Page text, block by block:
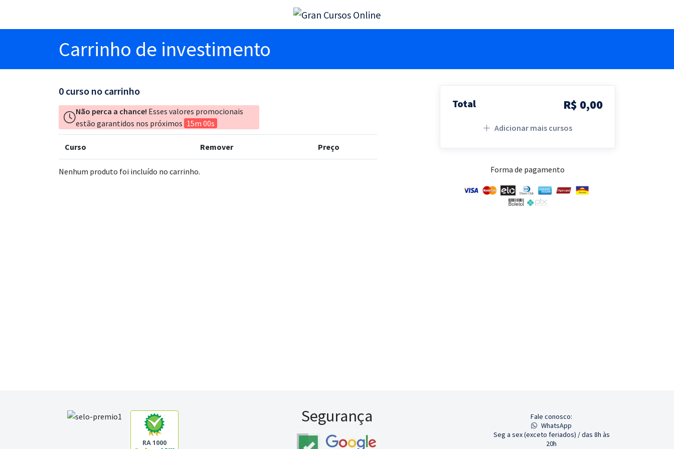
Carrinho de investimento
0 curso no carrinho
Não perca a chance! Esses valores promocionais
estão garantidos nos próximos 15m 00s
Curso Remover Preço
Nenhum produto foi incluído no carrinho.
Total R$ 0,00
Adicionar mais cursos
Forma de pagamento
RA 1000
Segurança
Fale conosco:
WhatsApp
Seg a sex (exceto feriados) / das 8h às
20h